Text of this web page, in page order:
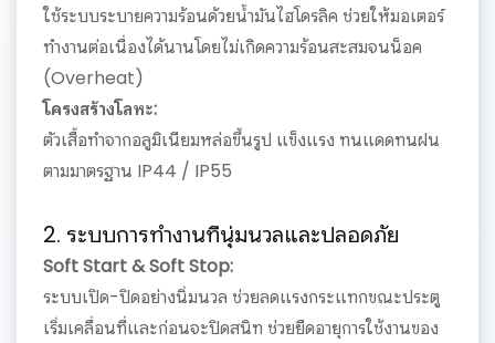
ใช้ระบบระบายความร้อนด้วยน้ำมันไฮโดรลิค ช่วยให้มอเตอร์
ทำงานต่อเนื่องได้นานโดยไม่เกิดความร้อนสะสมจนน็อค
(Overheat)
โครงสร้างโลหะ:
ตัวเสื้อทำจากอลูมิเนียมหล่อขึ้นรูป แข็งแรง ทนแดดทนฝน
ตามมาตรฐาน IP44 / IP55
2. ระบบการทำงานที่นุ่มนวลและปลอดภัย
Soft Start & Soft Stop:
ระบบเปิด-ปิดอย่างนิ่มนวล ช่วยลดแรงกระแทกขณะประตู
เริ่มเคลื่อนที่และก่อนจะปิดสนิท ช่วยยืดอายุการใช้งานของ